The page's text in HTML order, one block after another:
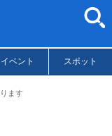
イベント スポット
ます